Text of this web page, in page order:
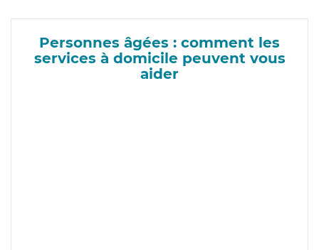
Personnes âgées : comment les
services à domicile peuvent vous
aider